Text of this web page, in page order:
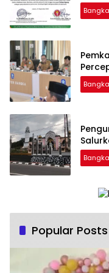
Bangka
Bangka
Bangka
Popular Posts